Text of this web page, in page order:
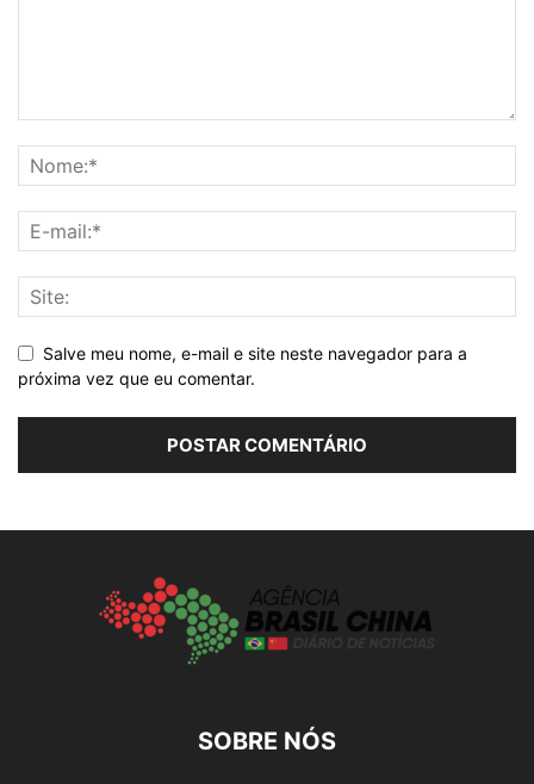
Salve meu nome, e-mail e site neste navegador para a
próxima vez que eu comentar.
SOBRE NÓS